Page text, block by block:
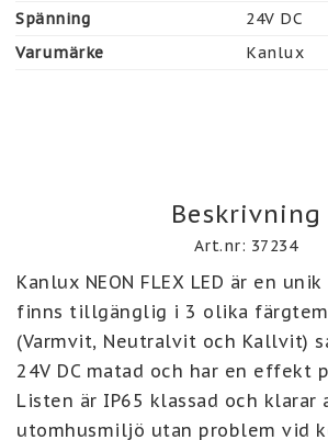
Spänning
24V DC
Varumärke
Kanlux
Beskrivning
Art.nr: 37234
Kanlux NEON FLEX LED är en
finns tillgänglig i 3 olika
(Varmvit, Neutralvit och Kallvit)
24V DC matad och har en effekt
Listen är IP65 klassad och klarar
utomhusmiljö utan problem vid